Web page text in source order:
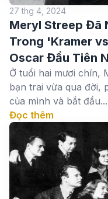
27 thg 4, 2024
Meryl Streep Đã
Trong 'Kramer
Oscar Đầu Tiên
Ở tuổi hai mươi chín,
bạn trai vừa qua đời,
của mình và bắt đầu...
Đọc thêm